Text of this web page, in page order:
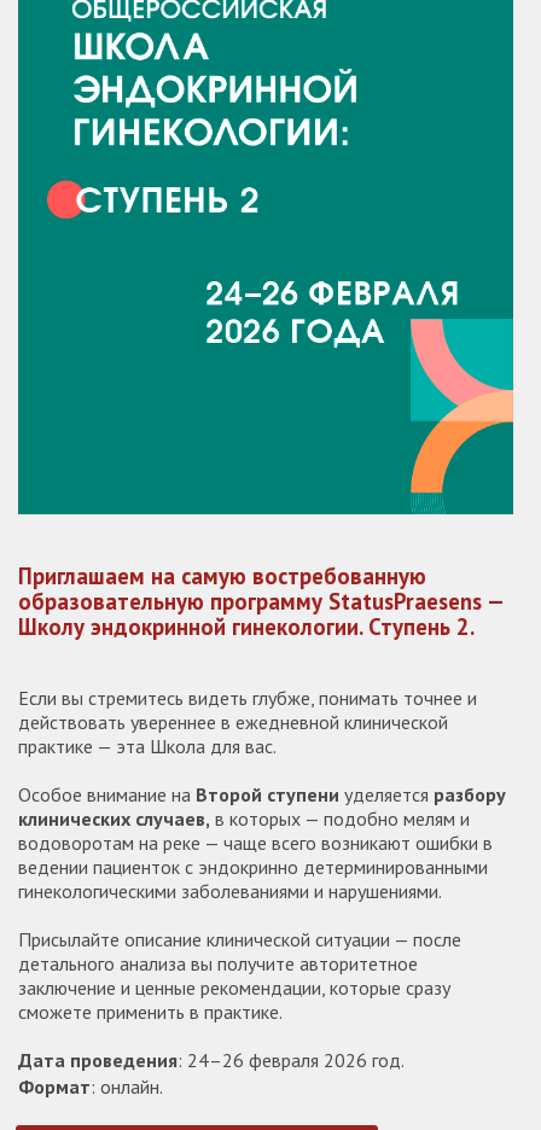
Приглашаем на самую востребованную
образовательную программу StatusPraesens —
Школу эндокринной гинекологии. Ступень 2.
Если вы стремитесь видеть глубже, понимать точнее и
действовать увереннее в ежедневной клинической
практике — эта Школа для вас.
Особое внимание на Второй ступени уделяется разбору
клинических случаев, в которых — подобно мелям и
водоворотам на реке — чаще всего возникают ошибки в
ведении пациенток с эндокринно детерминированными
гинекологическими заболеваниями и нарушениями.
Присылайте описание клинической ситуации — после
детального анализа вы получите авторитетное
заключение и ценные рекомендации, которые сразу
сможете применить в практике.
Дата проведения: 24–26 февраля 2026 год.
Формат: онлайн.